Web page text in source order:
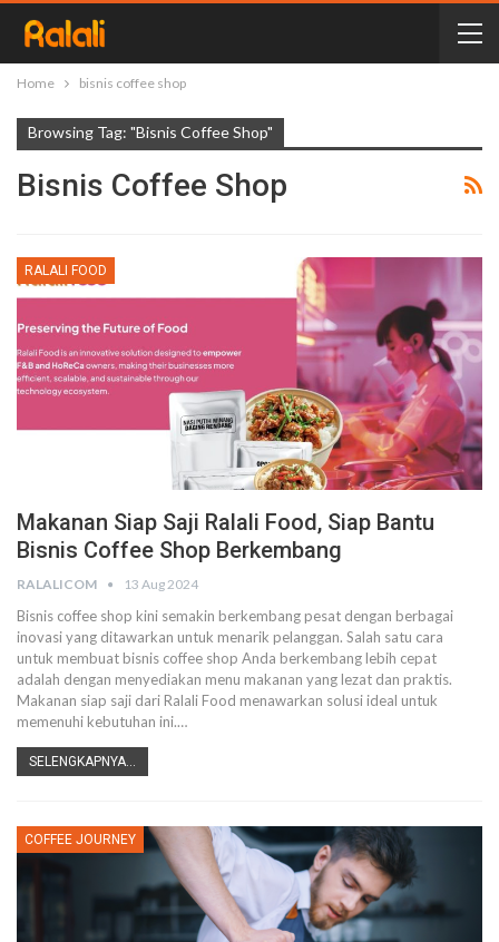
Home bisnis coffee shop
Browsing Tag: "bisnis Coffee Shop"
Bisnis Coffee Shop
RALALI FOOD
Makanan Siap Saji Ralali Food, Siap Bantu
Bisnis Coffee Shop Berkembang
RALALICOM 13 Aug 2024
Bisnis coffee shop kini semakin berkembang pesat dengan berbagai
inovasi yang ditawarkan untuk menarik pelanggan. Salah satu cara
untuk membuat bisnis coffee shop Anda berkembang lebih cepat
adalah dengan menyediakan menu makanan yang lezat dan praktis.
Makanan siap saji dari Ralali Food menawarkan solusi ideal untuk
memenuhi kebutuhan ini.…
SELENGKAPNYA...
COFFEE JOURNEY